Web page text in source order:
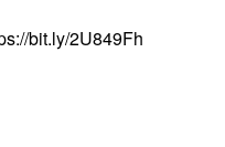
bit.ly/2U849Fh